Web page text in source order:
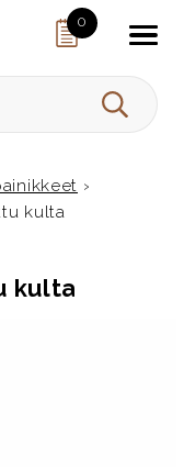
0
HAE
›
kulta
kulta